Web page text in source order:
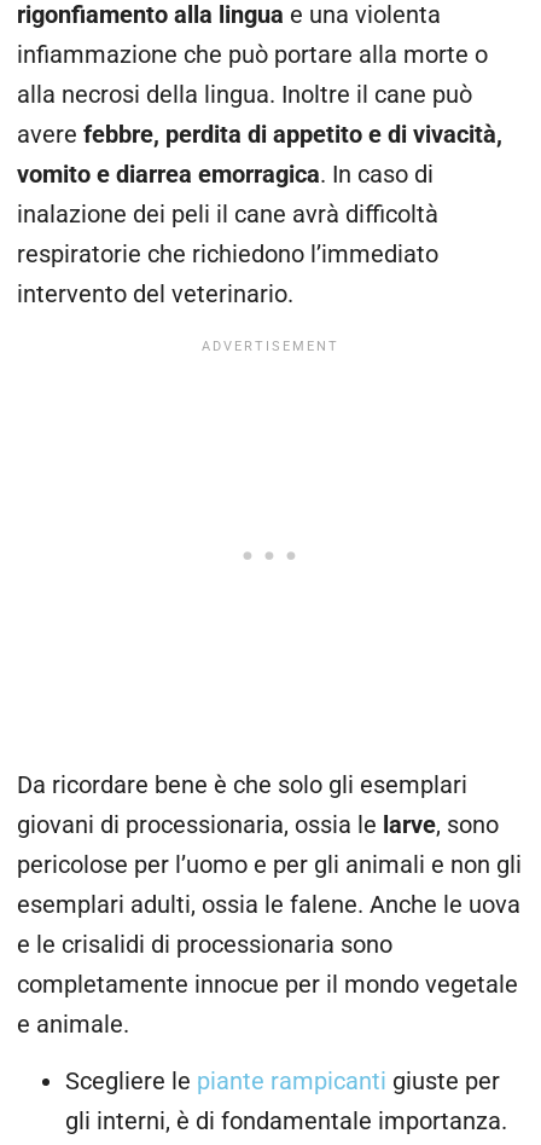
rigonfiamento alla lingua e una violenta
infiammazione che può portare alla morte o
alla necrosi della lingua. Inoltre il cane può
avere febbre, perdita di appetito e di vivacità,
vomito e diarrea emorragica. In caso di
inalazione dei peli il cane avrà difficoltà
respiratorie che richiedono l’immediato
intervento del veterinario.
Da ricordare bene è che solo gli esemplari
giovani di processionaria, ossia le larve, sono
pericolose per l’uomo e per gli animali e non gli
esemplari adulti, ossia le falene. Anche le uova
e le crisalidi di processionaria sono
completamente innocue per il mondo vegetale
e animale.
Scegliere le piante rampicanti giuste per
gli interni, è di fondamentale importanza.